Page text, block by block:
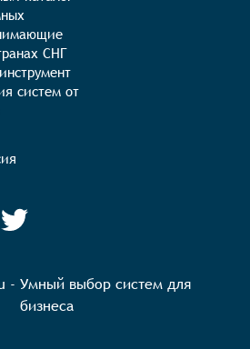
СНГ
систем от
- Умный выбор систем для
бизнеса